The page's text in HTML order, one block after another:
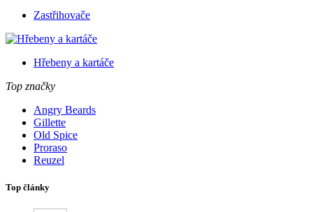
Zastřihovače
Hřebeny a kartáče
Top značky
Angry Beards
Gillette
Old Spice
Proraso
Reuzel
Top články